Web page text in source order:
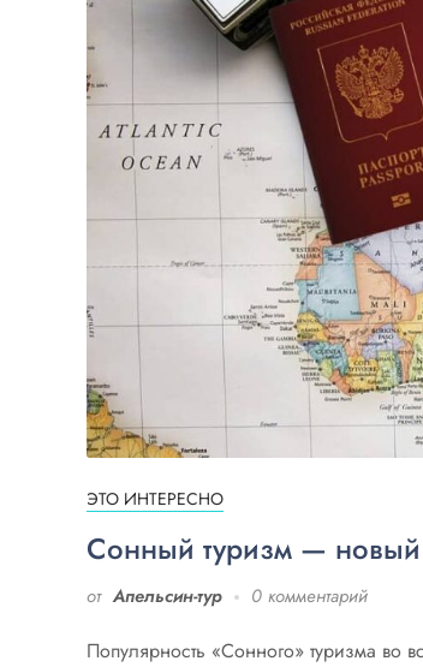
ЭТО ИНТЕРЕСНО
Сонный туризм —
от Апельсин-тур 0 комментарий
Популярность «Сонного» туризма во